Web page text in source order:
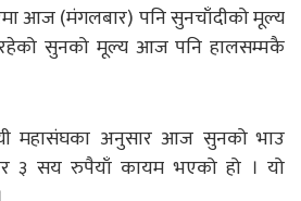
आज (मंगलबार) पनि सुनचाँदीको मूल्य
सुनको मूल्य आज पनि हालसम्मकै
महासंघका अनुसार आज सुनको भाउ
३ सय रुपैयाँ कायम भएको हो । यो